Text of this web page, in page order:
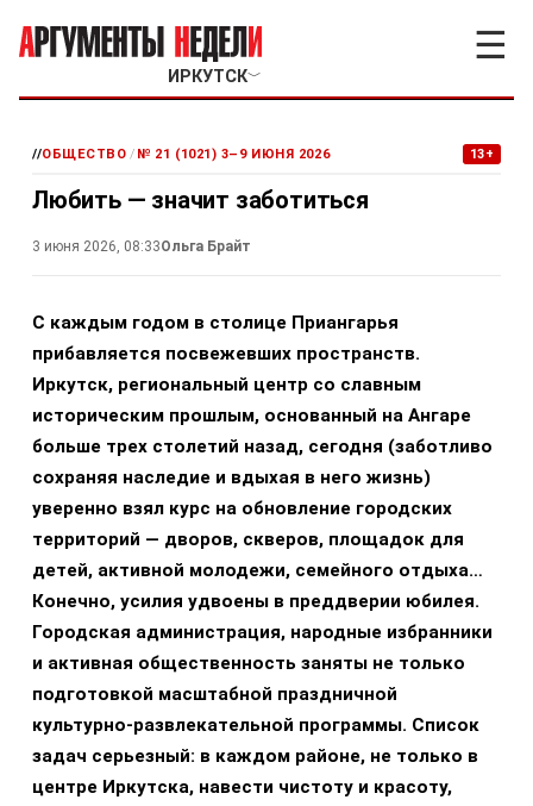
ИРКУТСК﹀
☰
//ОБЩЕСТВО / № 21 (1021) 3–9 ИЮНЯ 2026 13+
Любить — значит заботиться
3 июня 2026, 08:33Ольга Брайт
С каждым годом в столице Приангарья
прибавляется посвежевших пространств.
Иркутск, региональный центр со славным
историческим прошлым, основанный на Ангаре
больше трех столетий назад, сегодня (заботливо
сохраняя наследие и вдыхая в него жизнь)
уверенно взял курс на обновление городских
территорий — дворов, скверов, площадок для
детей, активной молодежи, семейного отдыха…
Конечно, усилия удвоены в преддверии юбилея.
Городская администрация, народные избранники
и активная общественность заняты не только
подготовкой масштабной праздничной
культурно-развлекательной программы. Список
задач серьезный: в каждом районе, не только в
центре Иркутска, навести чистоту и красоту,